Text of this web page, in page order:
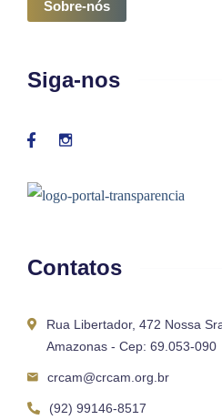
Sobre-nós
Siga-nos
Contatos
Rua Libertador, 472 Nossa
Amazonas - Cep: 69.053-090
crcam@crcam.org.br
(92) 99146-8517